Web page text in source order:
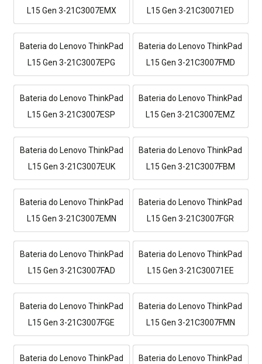
L15 Gen 3-21C3007EMX
L15 Gen 3-21C30071ED
Bateria do Lenovo ThinkPad
L15 Gen 3-21C3007EPG
Bateria do Lenovo ThinkPad
L15 Gen 3-21C3007FMD
Bateria do Lenovo ThinkPad
L15 Gen 3-21C3007ESP
Bateria do Lenovo ThinkPad
L15 Gen 3-21C3007EMZ
Bateria do Lenovo ThinkPad
L15 Gen 3-21C3007EUK
Bateria do Lenovo ThinkPad
L15 Gen 3-21C3007FBM
Bateria do Lenovo ThinkPad
L15 Gen 3-21C3007EMN
Bateria do Lenovo ThinkPad
L15 Gen 3-21C3007FGR
Bateria do Lenovo ThinkPad
L15 Gen 3-21C3007FAD
Bateria do Lenovo ThinkPad
L15 Gen 3-21C30071EE
Bateria do Lenovo ThinkPad
L15 Gen 3-21C3007FGE
Bateria do Lenovo ThinkPad
L15 Gen 3-21C3007FMN
Bateria do Lenovo ThinkPad
Bateria do Lenovo ThinkPad